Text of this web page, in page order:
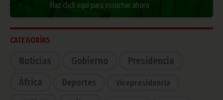
Haz click aquí para escuchar ahora
CATEGORÍAS
Noticias Gobierno
Presidencia
África
Deportes Vicepresidencia